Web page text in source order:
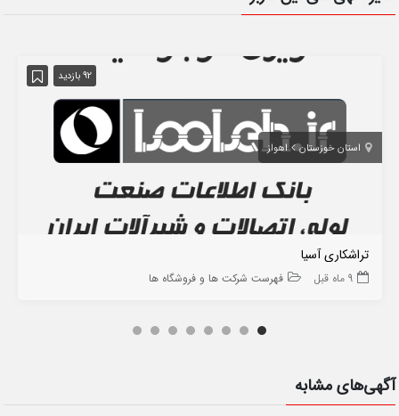
92 بازدید
استان خوزستان اهواز
تراشکاری آسیا
9 ماه قبل فهرست شرکت ها و فروشگاه ها
آگهی‌های مشابه